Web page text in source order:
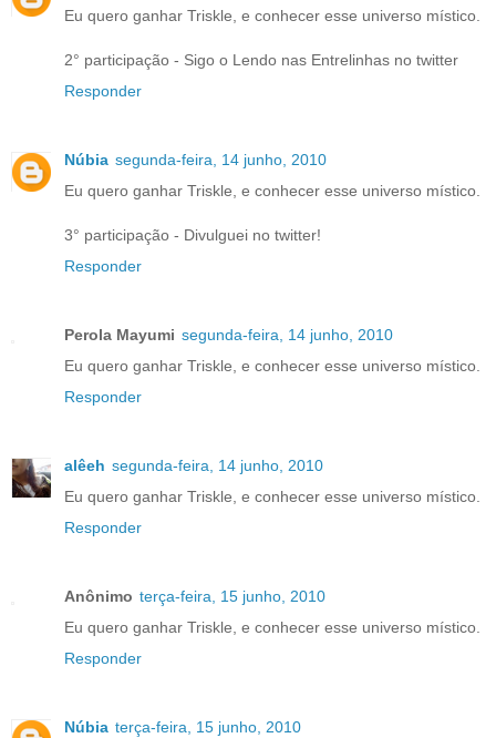
Eu quero ganhar Triskle, e conhecer esse universo místico.
2° participação - Sigo o Lendo nas Entrelinhas no twitter
Responder
Núbia segunda-feira, 14 junho, 2010
Eu quero ganhar Triskle, e conhecer esse universo místico.
3° participação - Divulguei no twitter!
Responder
Perola Mayumi segunda-feira, 14 junho, 2010
Eu quero ganhar Triskle, e conhecer esse universo místico.
Responder
alêeh segunda-feira, 14 junho, 2010
Eu quero ganhar Triskle, e conhecer esse universo místico.
Responder
Anônimo terça-feira, 15 junho, 2010
Eu quero ganhar Triskle, e conhecer esse universo místico.
Responder
Núbia terça-feira, 15 junho, 2010